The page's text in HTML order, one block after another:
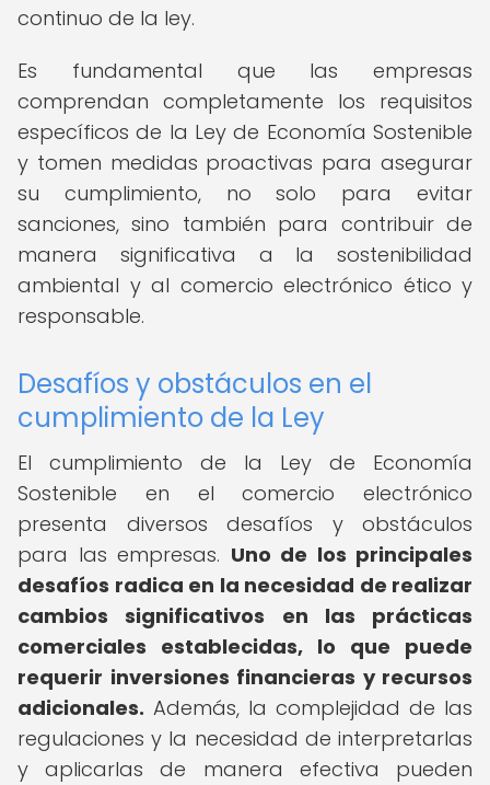
continuo de la ley.
Es fundamental que las empresas
comprendan completamente los requisitos
específicos de la Ley de Economía Sostenible
y tomen medidas proactivas para asegurar
su cumplimiento, no solo para evitar
sanciones, sino también para contribuir de
manera significativa a la sostenibilidad
ambiental y al comercio electrónico ético y
responsable.
Desafíos y obstáculos en el
cumplimiento de la Ley
El cumplimiento de la Ley de Economía
Sostenible en el comercio electrónico
presenta diversos desafíos y obstáculos
para las empresas. Uno de los principales
desafíos radica en la necesidad de realizar
cambios significativos en las prácticas
comerciales establecidas, lo que puede
requerir inversiones financieras y recursos
adicionales. Además, la complejidad de las
regulaciones y la necesidad de interpretarlas
y aplicarlas de manera efectiva pueden